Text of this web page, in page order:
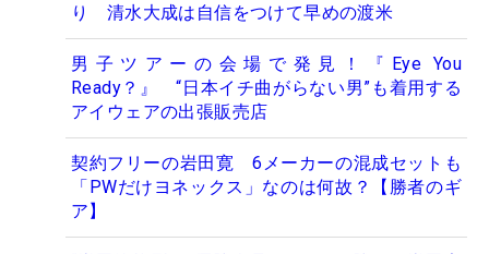
り 清水大成は自信をつけて早めの渡米
男子ツアーの会場で発見！『Eye You
Ready？』 “日本イチ曲がらない男”も着用する
アイウェアの出張販売店
契約フリーの岩田寛 6メーカーの混成セットも
「PWだけヨネックス」なのは何故？【勝者のギ
ア】